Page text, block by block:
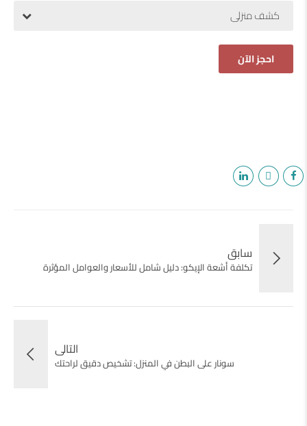
كشف منزلى
سابق
تكلفة أشعة الإيكو: دليل شامل للأسعار والعوامل المؤثرة
التالى
سونار على البطن في المنزل: تشخيص دقيق لراحتك